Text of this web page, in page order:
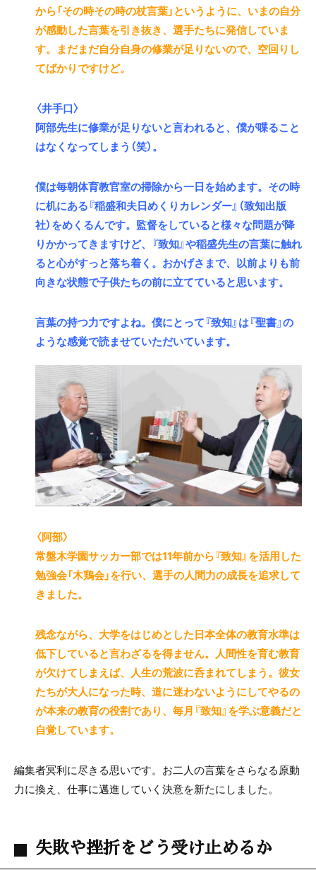
から「その時その時の杖言葉」というように、いまの自分
が感動した言葉を引き抜き、選手たちに発信していま
す。まだまだ自分自身の修業が足りないので、空回りし
てばかりですけど。
〈井手口〉
阿部先生に修業が足りないと言われると、僕が喋ること
はなくなってしまう（笑）。
僕は毎朝体育教官室の掃除から一日を始めます。その時
に机にある『稲盛和夫日めくりカレンダー』（致知出版
社）をめくるんです。監督をしていると様々な問題が降
りかかってきますけど、『致知』や稲盛先生の言葉に触れ
ると心がすっと落ち着く。おかげさまで、以前よりも前
向きな状態で子供たちの前に立てていると思います。
言葉の持つ力ですよね。僕にとって『致知』は『聖書』の
ような感覚で読ませていただいています。
〈阿部〉
常盤木学園サッカー部では11年前から『致知』を活用した
勉強会「木鶏会」を行い、選手の人間力の成長を追求して
きました。
残念ながら、大学をはじめとした日本全体の教育水準は
低下していると言わざるを得ません。人間性を育む教育
が欠けてしまえば、人生の荒波に呑まれてしまう。彼女
たちが大人になった時、道に迷わないようにしてやるの
が本来の教育の役割であり、毎月『致知』を学ぶ意義だと
自覚しています。
編集者冥利に尽きる思いです。お二人の言葉をさらなる原動
力に換え、仕事に邁進していく決意を新たにしました。
失敗や挫折をどう受け止めるか